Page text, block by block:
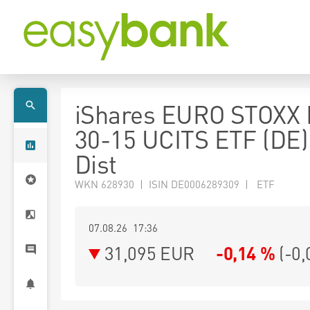
iShares EURO
30-15 UCITS ETF
Dist
WKN 628930 | ISIN DE0006289309 | ETF
07.08.26 17:36
31,095 EUR -0,14 % (-